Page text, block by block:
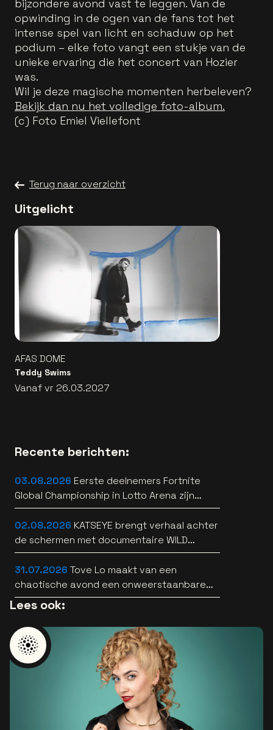
bijzondere avond vast te leggen. Van de
opwinding in de ogen van de fans tot het
intense spel van licht en schaduw op het
podium – elke foto vangt een stukje van de
unieke ervaring die het concert van Hozier
was.
Wil je deze magische momenten herbeleven?
Bekijk dan nu het volledige foto-album.
(c) Foto Emiel Viellefont
Terug naar overzicht
Uitgelicht
AFAS DOME
Teddy Swims
Vanaf vr 26.03.2027
Recente berichten:
03.08.2026 Eerste deelnemers Fortnite
Global Championship in Lotto Arena zijn
bekend
02.08.2026 KATSEYE brengt verhaal achter
de schermen met documentaire WILD
HEARTS [trailer]
31.07.2026 Tove Lo maakt van een
chaotische avond een onweerstaanbare
popsong
Lees ook: